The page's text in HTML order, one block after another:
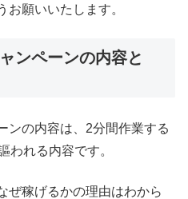
お願いいたします。
ンペーンの内容と
ンの内容は、2分間作業する
われる内容です。
ぜ稼げるかの理由はわから